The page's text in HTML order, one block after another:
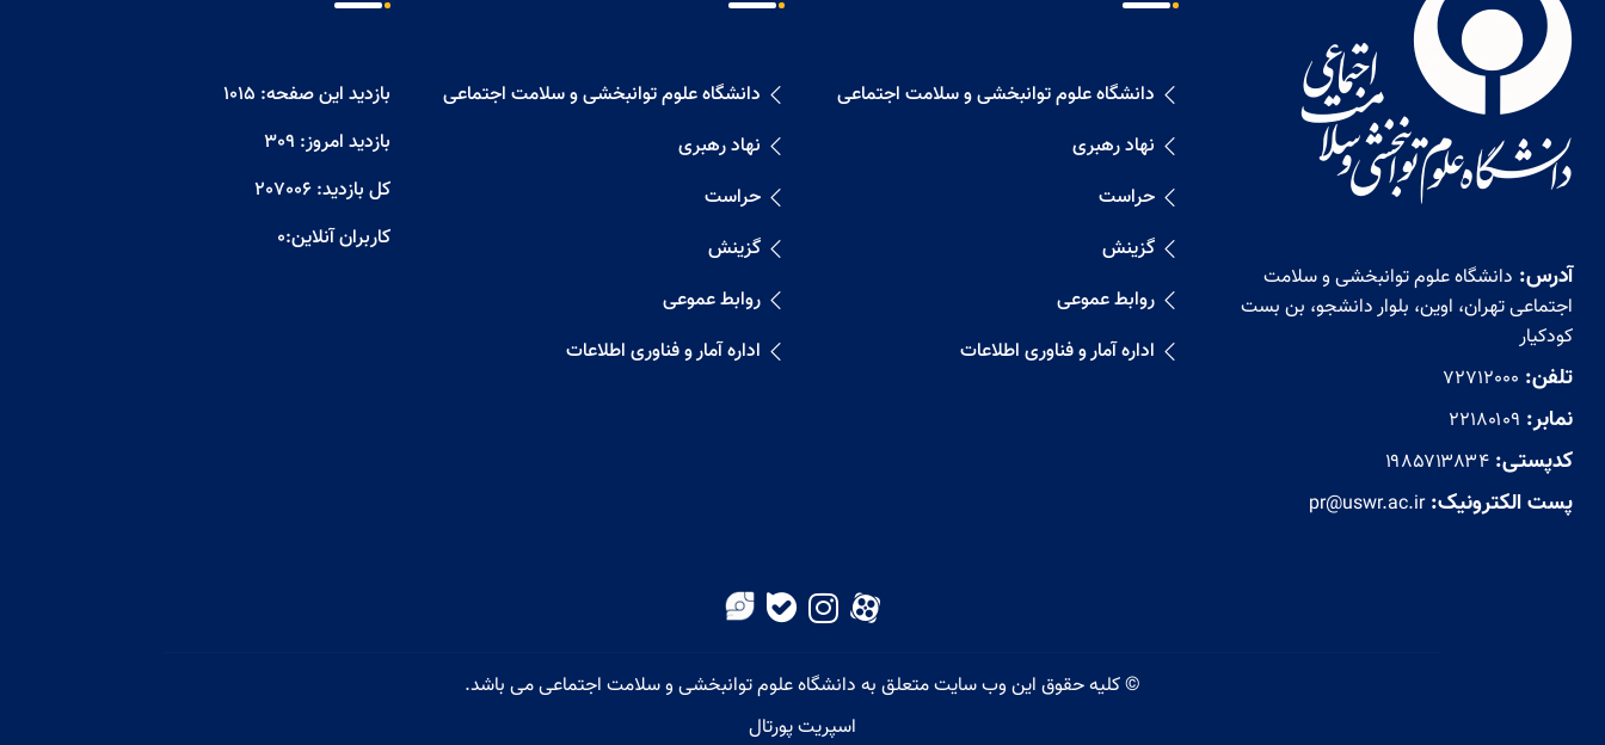
آدرس: دانشگاه علوم توانبخشی و سلامت
اجتماعی تهران، اوین، بلوار دانشجو، بن بست
کودکیار
تلفن: 72712000
نمابر: ۲۲۱۸۰۱۰۹
کدپستی: ۱۹۸۵۷۱۳۸۳۴
پست الکترونیک: pr@uswr.ac.ir
دانشگاه علوم توانبخشی و سلامت اجتماعی
نهاد رهبری
حراست
گزینش
روابط عموعی
اداره آمار و فناوری اطلاعات
دانشگاه علوم توانبخشی و سلامت اجتماعی
نهاد رهبری
حراست
گزینش
روابط عموعی
اداره آمار و فناوری اطلاعات
بازدید این صفحه: 1015
بازدید امروز: 309
کل بازدید: 207006
کاربران آنلاین:0
© کلیه حقوق این وب سایت متعلق به دانشگاه علوم توانبخشی و سلامت اجتماعی می باشد.
اسپریت پورتال